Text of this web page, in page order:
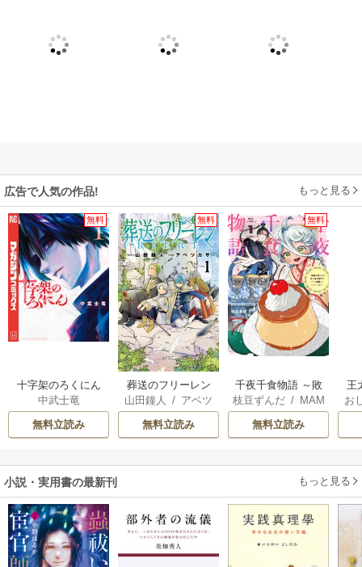
広告で人気の作品! もっと見る
無料
十字架のろくにん
中武士竜
無料立読み
無料
葬送のフリーレン
山田鐘人 / アベツ
カサ
無料立読み
無料
千夜千食物語 ～敗
国の姫ですが氷の
皇子殿下がどうも
溺愛してくれてい
枝豆ずんだ/ MAM
AKOTO / 鴉羽凛燈
無料立読み
王
こ
二
お
小説・実用書の最新刊 もっと見る